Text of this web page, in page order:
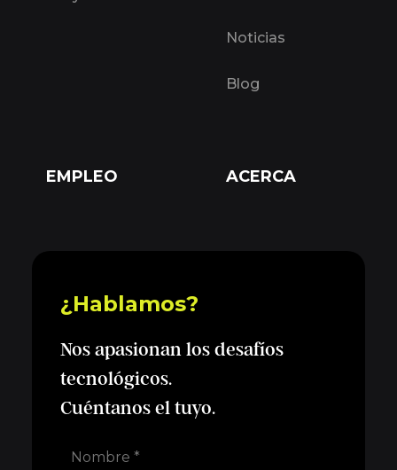
Noticias
Blog
EMPLEO ACERCA
¿Hablamos?
Nos apasionan los desafíos
tecnológicos.
Cuéntanos el tuyo.